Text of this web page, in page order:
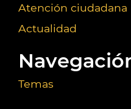
Atención ciudadana
Actualidad
Temas